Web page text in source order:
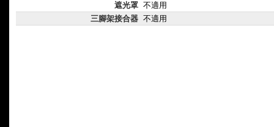
遮光罩 不適用
三腳架接合器 不適用